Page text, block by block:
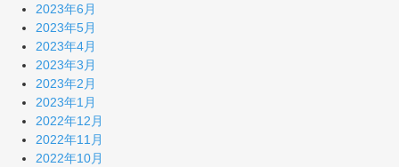
2023年6月
2023年5月
2023年4月
2023年3月
2023年2月
2023年1月
2022年12月
2022年11月
2022年10月